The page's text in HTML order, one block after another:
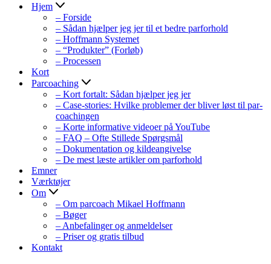
Hjem
– Forside
– Sådan hjælper jeg jer til et bedre parforhold
– Hoffmann Systemet
– “Produkter” (Forløb)
– Processen
Kort
Parcoaching
– Kort fortalt: Sådan hjælper jeg jer
– Case-stories: Hvilke problemer der bliver løst til par-
coachingen
– Korte informative videoer på YouTube
– FAQ – Ofte Stillede Spørgsmål
– Dokumentation og kildeangivelse
– De mest læste artikler om parforhold
Emner
Værktøjer
Om
– Om parcoach Mikael Hoffmann
– Bøger
– Anbefalinger og anmeldelser
– Priser og gratis tilbud
Kontakt